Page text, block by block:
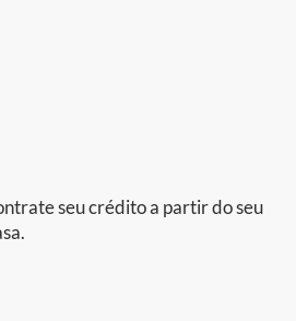
seu crédito a partir do seu